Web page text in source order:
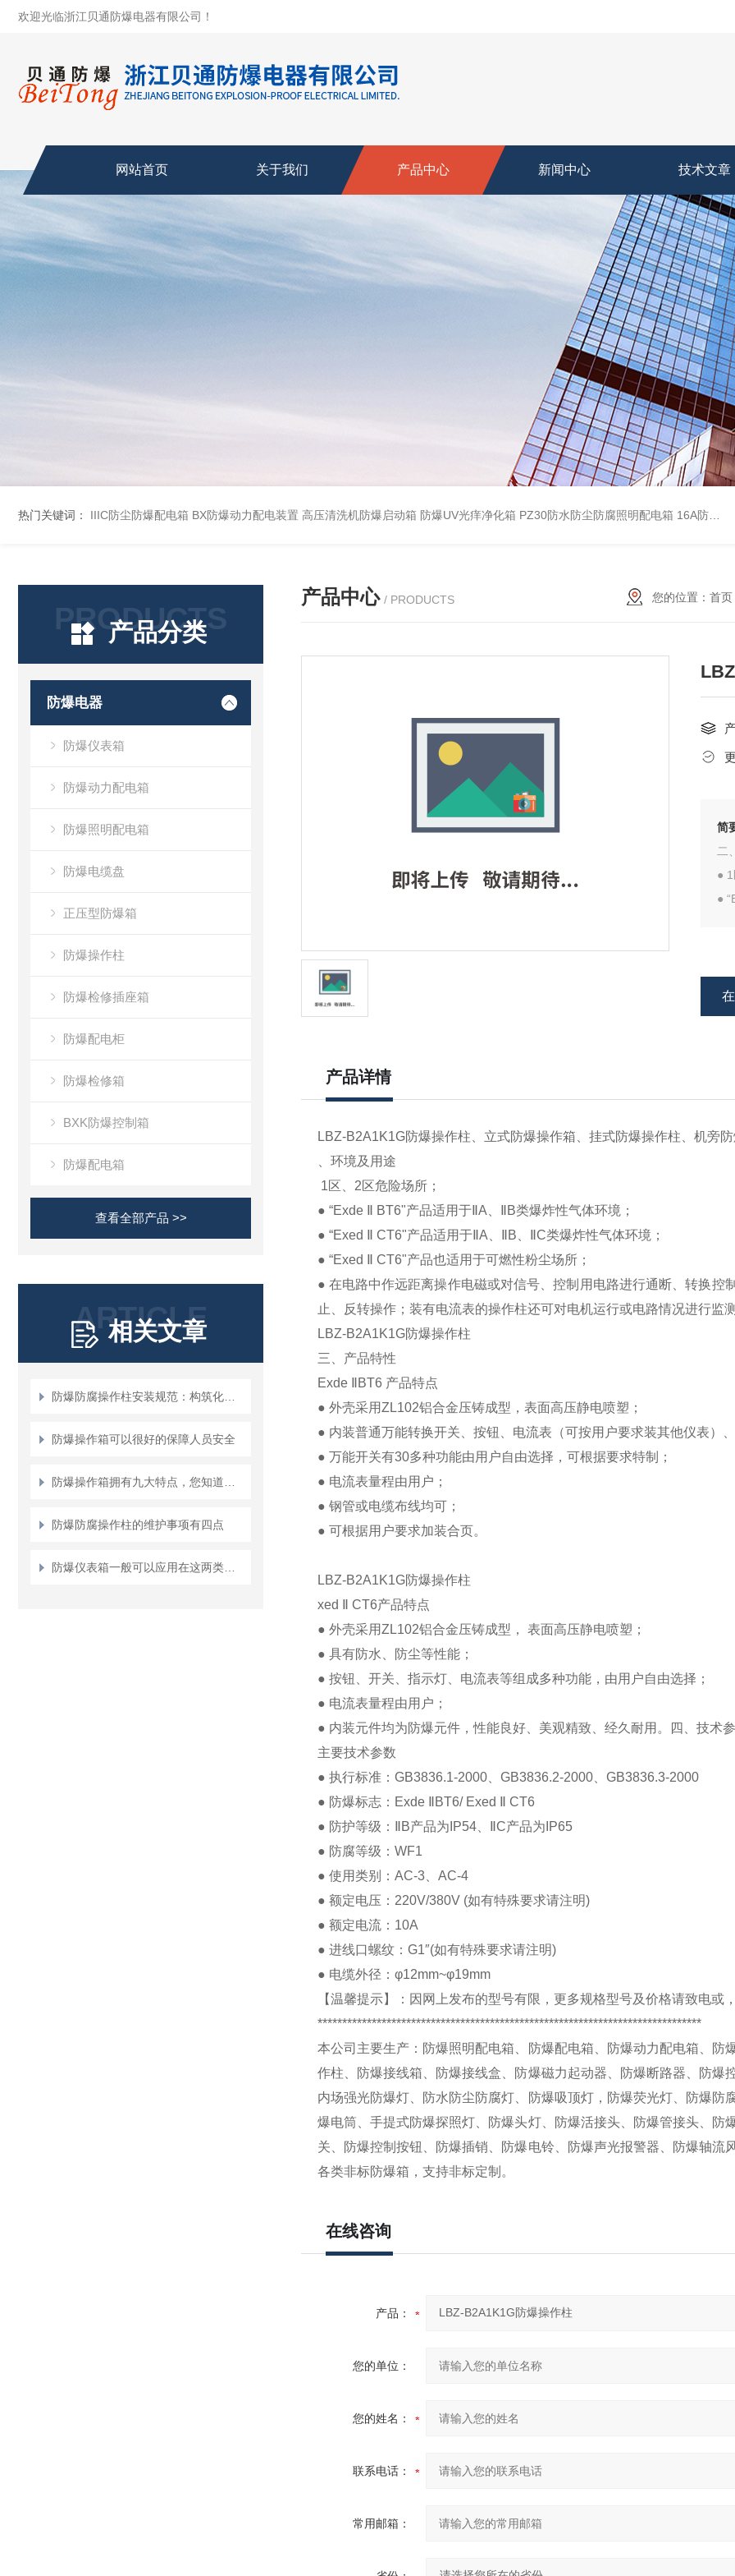
欢迎光临浙江贝通防爆电器有限公司！
网站首页 关于我们 产品中心 新闻中心 技术文章
热门关键词： IIIC防尘防爆配电箱 BX防爆动力配电装置 高压清洗机防爆启动箱 防爆UV光痒净化箱 PZ30防水防尘防腐照明配电箱 16A防水防尘防腐照明开关
PRODUCTS
产品分类
防爆电器
防爆仪表箱
防爆动力配电箱
防爆照明配电箱
防爆电缆盘
正压型防爆箱
防爆操作柱
防爆检修插座箱
防爆配电柜
防爆检修箱
BXK防爆控制箱
防爆配电箱
查看全部产品 >>
ARTICLE
相关文章
防爆操作箱可以很好的保障人员安全
防爆防腐操作柱的维护事项有四点
产品中心 / PRODUCTS 您的位置： 首页
简
二
●
●
产品详情
LBZ-B2A1K1G防爆操作柱、立式防爆操作箱、挂式防爆操作柱、机旁
、环境及用途
1区、 2区危险场所；
● “Exde
BT6"产品适用于Ⅱ A B类爆炸性气体环境；
● “Exed
CT6"产品适用于Ⅱ A B C类爆炸性气体环境；
● “Exed
CT6"产品也适用于可燃性粉尘场所；
● 在电路中作远距离操作电磁或对信号、控制用电路进行通断、转换
止、反转操作；装有电流表的操作柱还可对电机运行或电路情况进行监
LBZ-B2A1K1G防爆操作柱
三、产品特性
Exde
BT6 产品特点
● 外壳采用ZL102铝合金压铸成型，表面高压静电喷塑；
● 内装普通万能转换开关、按钮、电流表（可按用户要求装其他仪表）
● 万能开关有30多种功能由用户自由选择，可根据要求特制；
● 电流表量程由用户；
● 钢管或电缆布线均可；
● 可根据用户要求加装合页。
LBZ-B2A1K1G防爆操作柱
xed
CT6产品特点
● 外壳采用ZL102铝合金压铸成型，
表面高压静电喷塑；
● 具有防水、防尘等性能；
● 按钮、开关、指示灯、电流表等组成多种功能，由用户自由选择；
● 电流表量程由用户；
● 内装元件均为防爆元件，性能良好、美观精致、经久耐用。
四、技术
主要技术参数
● 执行标准： GB3836.1-2000、 GB3836.2-2000、 GB3836.3-2000
● 防爆标志： Exde BT6/ Exed
CT6
● 防护等级： B产品为 IP54、 C产品为 IP65
● 防腐等级： WF1
● 使用类别： AC-3、 AC-4
● 额定电压： 220V/380V (如有特殊要求请注明)
● 额定电流： 10A
● 进线口螺纹： G1″(如有特殊要求请注明)
● 电缆外径： φ12mm~φ19mm
【温馨提示】： 因网上发布的型号有限，更多规格型号及价格请致电或
******************************************************************************
本公司主要生产： 防爆照明配电箱、防爆配电箱、防爆动力配电箱、
作柱、防爆接线箱、防爆接线盒、防爆磁力起动器、防爆断路器、防
内场强光防爆灯、防水防尘防腐灯、防爆吸顶灯，防爆荧光灯、防爆
爆电筒、手提式防爆探照灯、防爆头灯、防爆活接头、防爆管接头、
关、防爆控制按钮、防爆插销、防爆电铃、防爆声光报警器、防爆轴
各类非标防爆箱， 支持非标定制 。
在线咨询
产品：
您的单位：
您的姓名：
联系电话：
常用邮箱：